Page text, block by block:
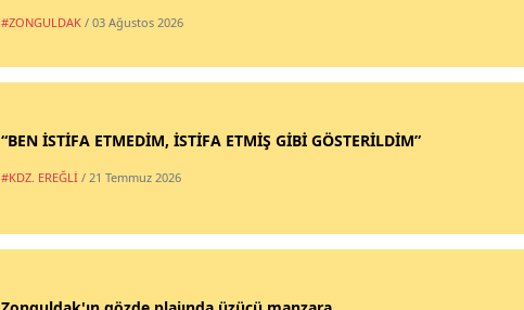
#ZONGULDAK / 03 Ağustos 2026
“BEN İSTİFA ETMEDİM, İSTİFA ETMİŞ GİBİ GÖSTERİLDİM”
#KDZ. EREĞLİ / 21 Temmuz 2026